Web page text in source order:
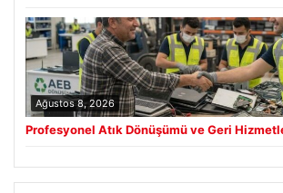
Ağustos 8, 2026
Profesyonel Atık Dönüşümü ve Geri